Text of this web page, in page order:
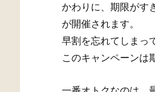
かわりに、期限がす
が開催されます。
早割を忘れてしまっ
このキャンペーンは